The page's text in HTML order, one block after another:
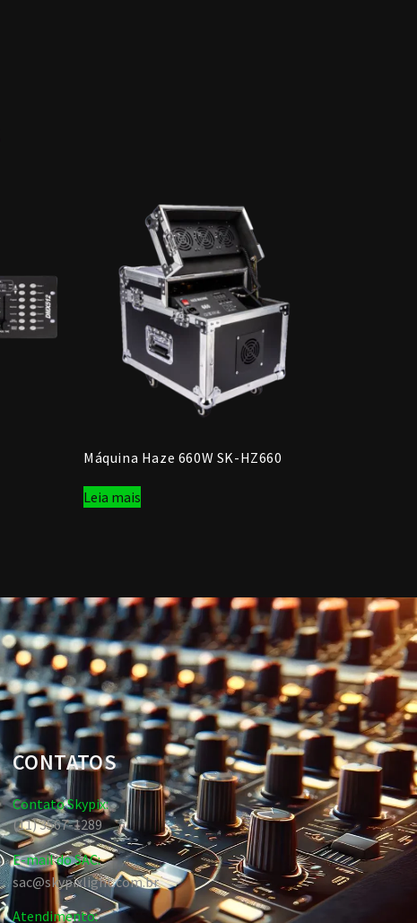
Máquina Haze 660W SK-HZ660
Leia mais
CONTATOS
Contato Skypix:
(11) 3567-1289
E-mail do SAC:
sac@skypixlight.com.br
Atendimento: